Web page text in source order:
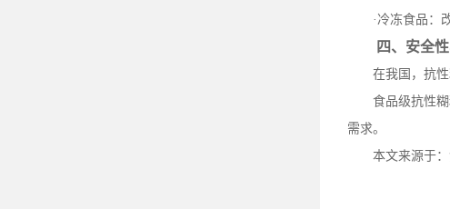
·冷冻食品：
四、安全
在我国，抗
食品级抗性
需求。
本文来源于